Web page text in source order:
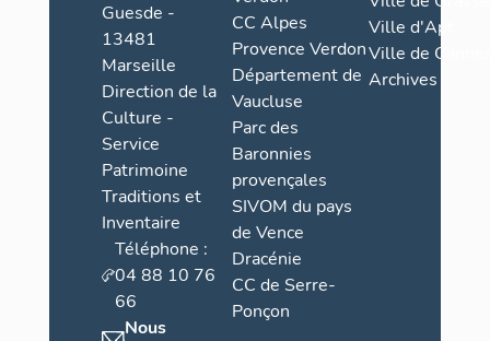
Guesde -
13481
Marseille
Direction de la
Culture -
Service
Patrimoine
Traditions et
Inventaire
Téléphone :
04 88 10 76
66
Nous
CC Alpes
Provence Verdon
Département de
Vaucluse
Parc des
Baronnies
provençales
SIVOM du pays
de Vence
Dracénie
CC de Serre-
Ponçon
Ville d'Apt
Ville de
Archives